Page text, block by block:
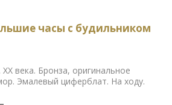
часы с будильником
ХХ века. Бронза, оригинальное
Эмалевый циферблат. На ходу.